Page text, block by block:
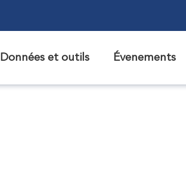
Données et outils Évenements